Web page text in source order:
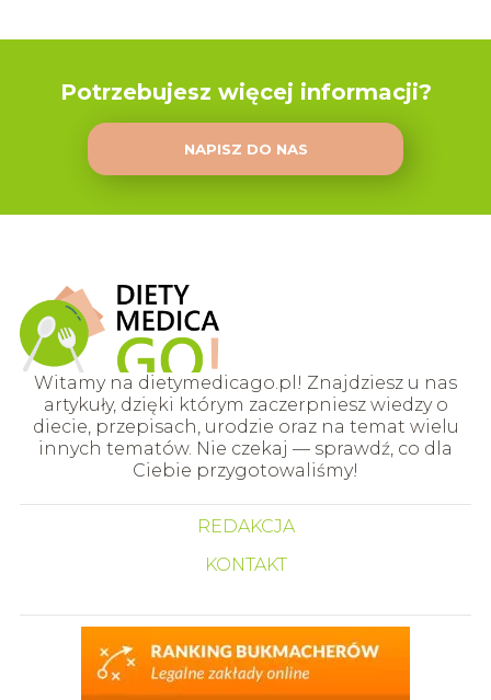
Potrzebujesz więcej informacji?
NAPISZ DO NAS
Witamy na dietymedicago.pl! Znajdziesz u nas
artykuły, dzięki którym zaczerpniesz wiedzy o
diecie, przepisach, urodzie oraz na temat wielu
innych tematów. Nie czekaj — sprawdź, co dla
Ciebie przygotowaliśmy!
REDAKCJA
KONTAKT